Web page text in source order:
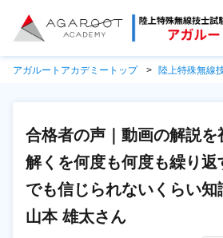
アガルートアカデミートップ 陸上特殊無線
合格者の声｜動画の解説を
解くを何度も何度も繰り返
でも信じられないくらい知
山本 雄太さん